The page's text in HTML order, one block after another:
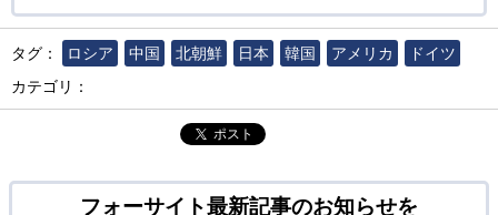
タグ： ロシア 中国 北朝鮮 日本 韓国 アメリカ
ドイツ
カテゴリ：
ポスト
フォーサイト最新記事のお知らせを